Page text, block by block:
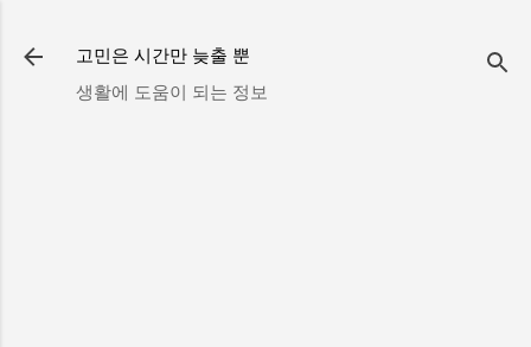
고민은 시간만 늦출 뿐
생활에 도움이 되는 정보